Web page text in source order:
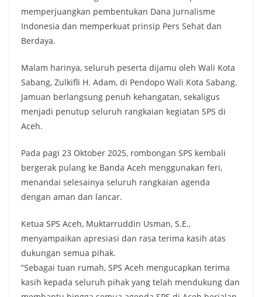
memperjuangkan pembentukan Dana Jurnalisme
Indonesia dan memperkuat prinsip Pers Sehat dan
Berdaya.
Malam harinya, seluruh peserta dijamu oleh Wali Kota
Sabang, Zulkifli H. Adam, di Pendopo Wali Kota Sabang.
Jamuan berlangsung penuh kehangatan, sekaligus
menjadi penutup seluruh rangkaian kegiatan SPS di
Aceh.
Pada pagi 23 Oktober 2025, rombongan SPS kembali
bergerak pulang ke Banda Aceh menggunakan feri,
menandai selesainya seluruh rangkaian agenda
dengan aman dan lancar.
Ketua SPS Aceh, Muktarruddin Usman, S.E.,
menyampaikan apresiasi dan rasa terima kasih atas
dukungan semua pihak.
“Sebagai tuan rumah, SPS Aceh mengucapkan terima
kasih kepada seluruh pihak yang telah mendukung dan